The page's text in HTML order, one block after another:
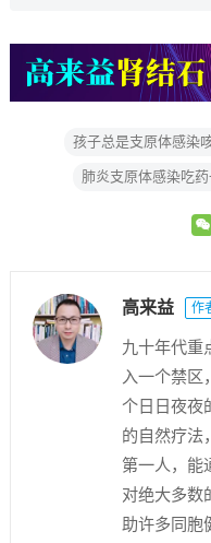
孩子总是支原体感染
肺炎支原体感染吃
高来益 作
九十年代重
入一个禁区
个日日夜夜
的自然疗法
第一人，能
对绝大多数
助许多同胞